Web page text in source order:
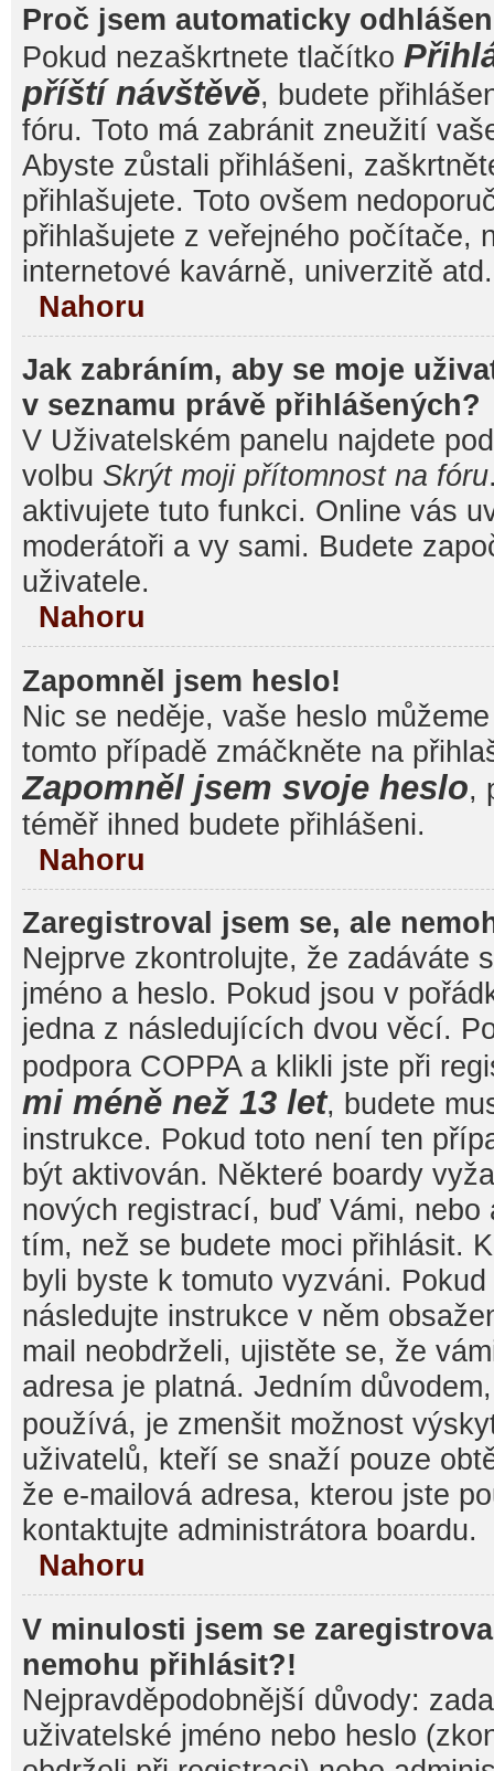
Proč jsem automaticky
Pokud nezaškrtnete tlačítko
příští návštěvě, budete
fóru. Toto má zabránit zneužití
Abyste zůstali přihlášeni,
přihlašujete. Toto ovšem
přihlašujete z veřejného počítače,
internetové kavárně, univerzitě atd.
Nahoru
Jak zabráním, aby se moje
v seznamu právě přihlášených?
V Uživatelském panelu najdete
volbu Skrýt moji přítomnost na fóru
aktivujete tuto funkci. Online vás
moderátoři a vy sami. Budete
uživatele.
Nahoru
Zapomněl jsem heslo!
Nic se neděje, vaše heslo
tomto případě zmáčkněte na
Zapomněl jsem svoje heslo,
téměř ihned budete přihlášeni.
Nahoru
Zaregistroval jsem se, ale
Nejprve zkontrolujte, že zadáváte
jméno a heslo. Pokud jsou v
jedna z následujících dvou věcí.
podpora COPPA a klikli jste při
mi méně než 13 let, budete
instrukce. Pokud toto není ten
být aktivován. Některé boardy
nových registrací, buď Vámi, nebo
tím, než se budete moci přihlásit.
byli byste k tomuto vyzváni.
následujte instrukce v něm
mail neobdrželi, ujistěte se, že
adresa je platná. Jedním
používá, je zmenšit možnost
uživatelů, kteří se snaží pouze
že e-mailová adresa, kterou jste
kontaktujte administrátora boardu.
Nahoru
V minulosti jsem se
nemohu přihlásit?!
Nejpravděpodobnější důvody:
uživatelské jméno nebo heslo